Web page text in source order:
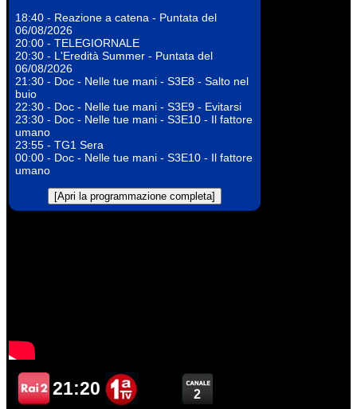
18:40 - Reazione a catena - Puntata del
06/08/2026
20:00 - TELEGIORNALE
20:30 - L'Eredità Summer - Puntata del
06/08/2026
21:30 - Doc - Nelle tue mani - S3E8 - Salto nel
buio
22:30 - Doc - Nelle tue mani - S3E9 - Evitarsi
23:30 - Doc - Nelle tue mani - S3E10 - Il fattore
umano
23:55 - TG1 Sera
00:00 - Doc - Nelle tue mani - S3E10 - Il fattore
umano
[Apri la programmazione completa]
21:20
2